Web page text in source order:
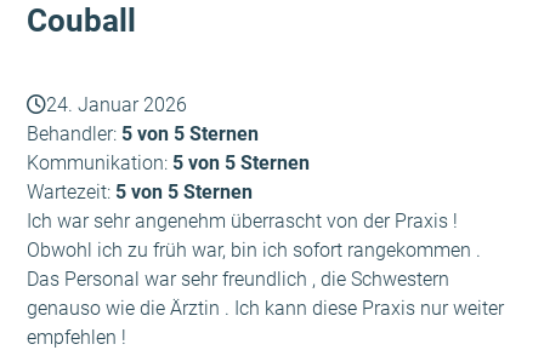
Couball
24. Januar 2026
Behandler: 5 von 5 Sternen
Kommunikation: 5 von 5 Sternen
Wartezeit: 5 von 5 Sternen
Ich war sehr angenehm überrascht von der Praxis !
Obwohl ich zu früh war, bin ich sofort rangekommen .
Das Personal war sehr freundlich , die Schwestern
genauso wie die Ärztin . Ich kann diese Praxis nur weiter
empfehlen !